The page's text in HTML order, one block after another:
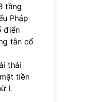
tầng
Pháp
điển
tân cổ
thái
tiền
L